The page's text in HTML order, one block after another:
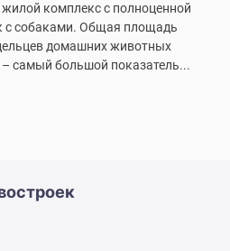
комплекс с полноценной
с собаками. Общая площадь
домашних животных
– самый большой показатель...